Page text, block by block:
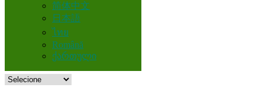
简体中文
日本語
ไทย
Română
ქართული
Brasil
Veículos